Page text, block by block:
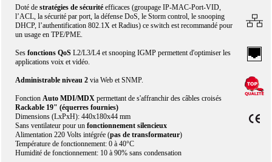
Doté destratégies de sécurité efficaces (groupage IP-MAC-Port-VID,
l’ACL, la sécurité par port, la défense DoS, le Storm control, le snooping
DHCP, l’authentification 802.1X et Radius) ce switch est recommandé pour
un usage en TPE/PME.
Sesfonctions QoSL2/L3/L4 et snooping IGMP permettent d'optimiser les
applications voix et vidéo.
Administrable niveau 2 via Web et SNMP.
FonctionAuto MDI/MDX permettant de s'affranchir des câbles croisés
Rackable 19" (équerres fournies)
Dimensions (LxPxH): 440x180x44 mm
Sans ventilateur pour un fonctionnement silencieux
Alimentation 220 Volts intégrée (pas de transformateur)
Température de fonctionnement: 0 à 40°C
Humidité de fonctionnement: 10 à 90% sans condensation